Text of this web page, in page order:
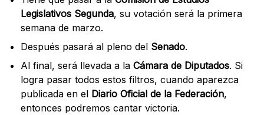
Legislativos Segunda, su votación será la primera
semana de marzo.
Después pasará al pleno del Senado.
Al final, será llevada a la Cámara de Diputados. Si
logra pasar todos estos filtros, cuando aparezca
publicada en el Diario Oficial de la Federación,
entonces podremos cantar victoria.